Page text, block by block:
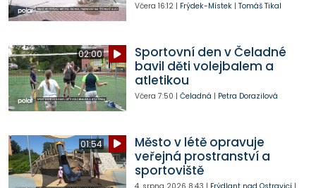
Včera 16:12| Frýdek-Místek| Tomáš Tikal
02:00
Sportovní den v Čeladné
bavil děti volejbalem a
atletikou
Včera 7:50 | Čeladná | Petra Dorazilová
01:54
Město v létě opravuje
veřejná prostranství a
sportoviště